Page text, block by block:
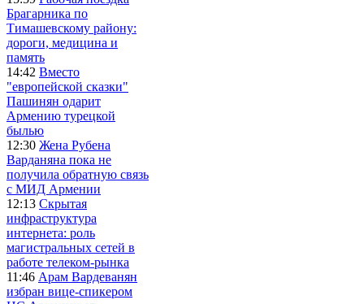
Брагарника по
Тимашевскому району:
дороги, медицина и
память
14:42 Вместо
"европейской сказки"
Пашинян одарит
Армению турецкой
былью
12:30 Жена Рубена
Варданяна пока не
получила обратную связь
с МИД Армении
12:13 Скрытая
инфраструктура
интернета: роль
магистральных сетей в
работе телеком-рынка
11:46 Арам Вардеванян
избран вице-спикером